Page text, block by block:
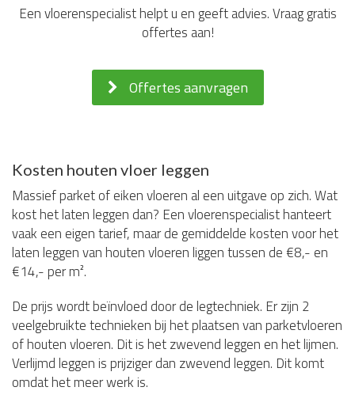
Een vloerenspecialist helpt u en geeft advies. Vraag gratis
offertes aan!
Offertes aanvragen
Kosten houten vloer leggen
Massief parket of eiken vloeren al een uitgave op zich. Wat
kost het laten leggen dan? Een vloerenspecialist hanteert
vaak een eigen tarief, maar de gemiddelde kosten voor het
laten leggen van houten vloeren liggen tussen de €8,- en
€14,- per m².
De prijs wordt beïnvloed door de legtechniek. Er zijn 2
veelgebruikte technieken bij het plaatsen van parketvloeren
of houten vloeren. Dit is het zwevend leggen en het lijmen.
Verlijmd leggen is prijziger dan zwevend leggen. Dit komt
omdat het meer werk is.